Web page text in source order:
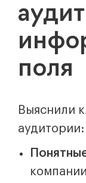
поля
Выяснили
аудитории: